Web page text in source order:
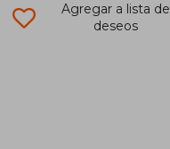
Agregar a lista de
deseos